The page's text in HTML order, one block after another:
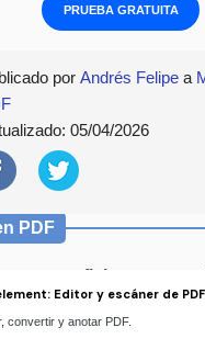
Editor y escáner de PDF
convertir y anotar PDF.
PRUEBA GRATUITA
porAndrés Felipe a
05/04/2026
PDF
una oficina remota
para ayudarlo
documentos PDF